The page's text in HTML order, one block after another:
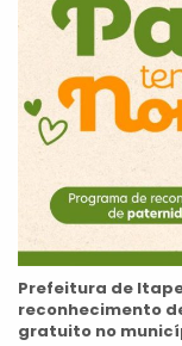
Prefeitura de
reconhecimento
gratuito no